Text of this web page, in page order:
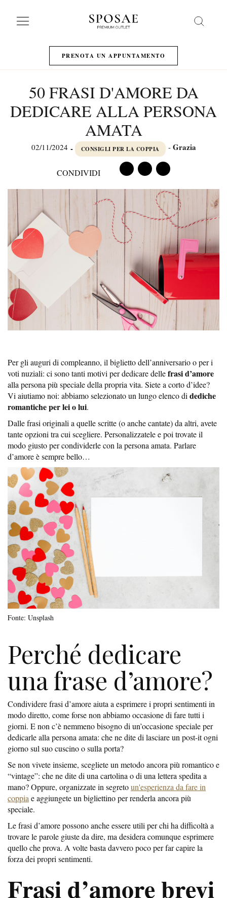
PRENOTA UN APPUNTAMENTO
50 FRASI D'AMORE DA
DEDICARE ALLA PERSONA
AMATA
02/11/2024 - CONSIGLI PER LA COPPIA - Grazia
CONDIVIDI
Per gli auguri di compleanno, il biglietto dell’anniversario o per i
voti nuziali: ci sono tanti motivi per dedicare dellefrasi d’amore
alla persona più speciale della propria vita. Siete a corto d’idee?
Vi aiutiamo noi: abbiamo selezionato un lungo elenco di dediche
romantiche per lei o lui.
Dalle frasi originali a quelle scritte (o anche cantate) da altri, avete
tante opzioni tra cui scegliere. Personalizzatele e poi trovate il
modo giusto per condividerle con la persona amata. Parlare
d’amore è sempre bello…
Fonte: Unsplash
Perché dedicare
una frase d’amore?
Condividere frasi d’amore aiuta a esprimere i propri sentimenti in
modo diretto, come forse non abbiamo occasione di fare tutti i
giorni. E non c’è nemmeno bisogno di un’occasione speciale per
dedicarle alla persona amata: che ne dite di lasciare un post-it ogni
giorno sul suo cuscino o sulla porta?
Se non vivete insieme, scegliete un metodo ancora più romantico e
“vintage”: che ne dite di una cartolina o di una lettera spedita a
mano? Oppure, organizzate in segretoun'esperienza da fare in
coppia e aggiungete un bigliettino per renderla ancora più
speciale.
Le frasi d’amore possono anche essere utili per chi ha difficoltà a
trovare le parole giuste da dire, ma desidera comunque esprimere
quello che prova. A volte basta davvero poco per far capire la
forza dei propri sentimenti.
Frasi d’amore brevi